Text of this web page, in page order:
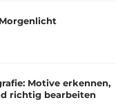
Motive erkennen,
richtig bearbeiten